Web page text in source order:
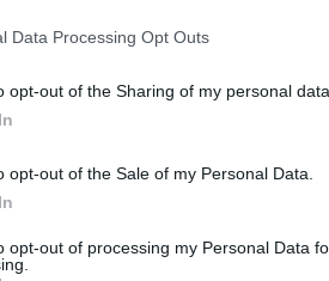
Data Processing Opt Outs
opt-out of the Sharing of my personal data.
opt-out of the Sale of my Personal Data.
opt-out of processing my Personal Data
το Σύμπαν
πάγους της Γης και ίσως
Lykavitos.gr στο Google